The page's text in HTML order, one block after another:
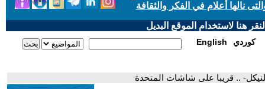
نالها أعلام في الفكر والثقافة
هنا لاستخدام الموقع البديل
English كوردي
.. قريبا على شاشات المتحدة